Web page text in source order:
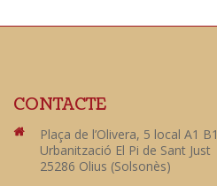
CONTACTE
Plaça de l’Olivera, 5 local A1 B1
Urbanització El Pi de Sant Just
25286 Olius (Solsonès)